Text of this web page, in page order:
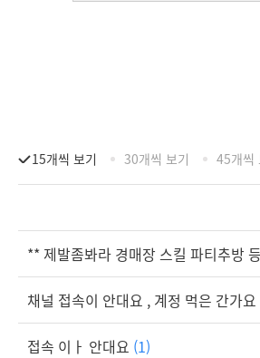
15개씩 보기 30개씩 보기 45개씩
** 제발좀봐라 경매장 스킬 파티추방
채널 접속이 안대요 , 계정 먹은 간가요
접속 이ㅏ 안대요 (1)